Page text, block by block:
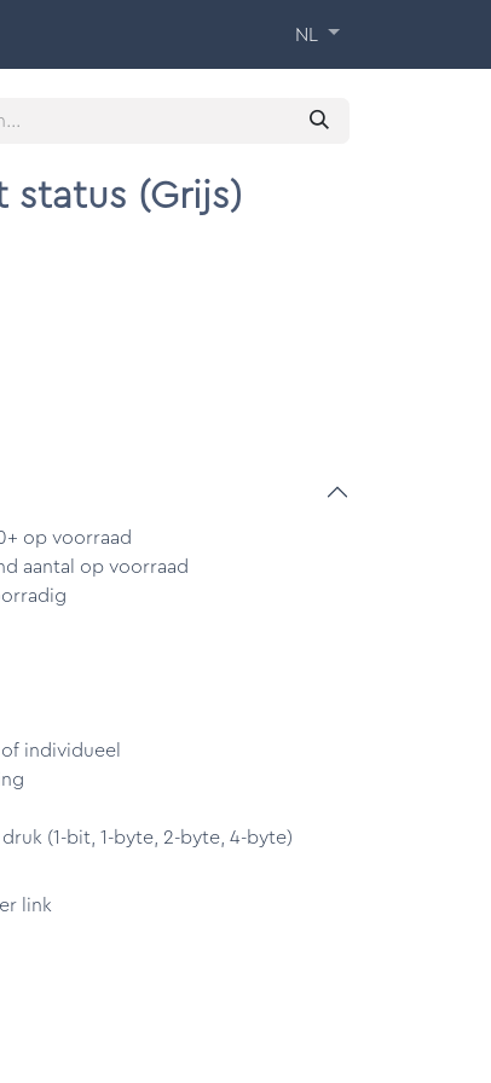
NL
status (Grijs)
op voorraad
aantal op voorraad
individueel
(1-bit, 1-byte, 2-byte, 4-byte)
link